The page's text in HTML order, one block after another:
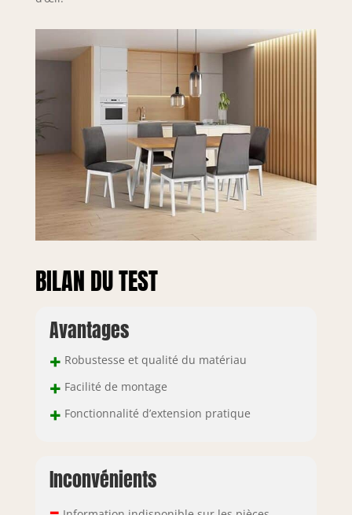
BILAN DU TEST
Avantages
+ Robustesse et qualité du matériau
+ Facilité de montage
+ Fonctionnalité d’extension pratique
Inconvénients